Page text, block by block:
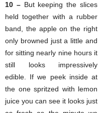
10 – But keeping the slices
held together with a rubber
band, the apple on the right
only browned just a little and
for sitting nearly nine hours it
still looks impressively
edible. If we peek inside at
the one spritzed with lemon
juice you can see it looks just